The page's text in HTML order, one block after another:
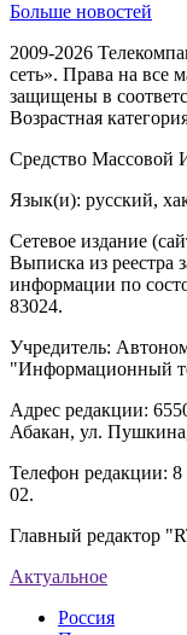
Больше новостей
2009-2026
сеть». Права на все
защищены в
Возрастная
Средство Массовой
Язык(и): русский,
Сетевое издание
Выписка из реестра
информации по
83024.
Учредитель:
"Информационный
Адрес редакции:
Абакан, ул.
Телефон редакции: 8
02.
Главный редактор
Актуальное
Россия